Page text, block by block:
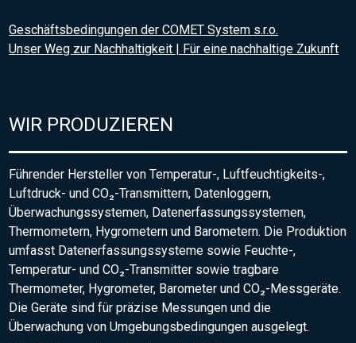
Geschäftsbedingungen der COMET System s.r.o.
Unser Weg zur Nachhaltigkeit | Für eine nachhaltige Zukunft
WIR PRODUZIEREN
Führender Hersteller von Temperatur-, Luftfeuchtigkeits-,
Luftdruck- und CO₂-Transmittern, Datenloggern,
Überwachungssystemen, Datenerfassungssystemen,
Thermometern, Hygrometern und Barometern. Die Produktion
umfasst Datenerfassungssysteme sowie Feuchte-,
Temperatur- und CO₂-Transmitter sowie tragbare
Thermometer, Hygrometer, Barometer und CO₂-Messgeräte.
Die Geräte sind für präzise Messungen und die
Überwachung von Umgebungsbedingungen ausgelegt.